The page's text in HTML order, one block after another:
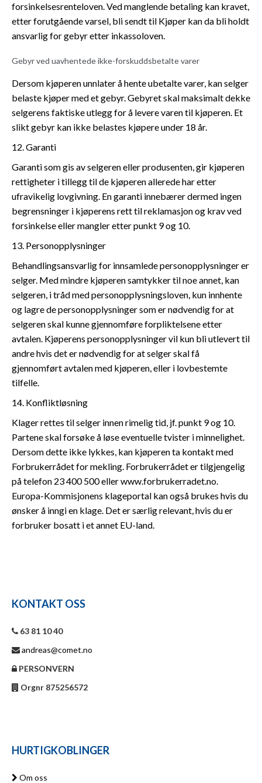
forsinkelsesrenteloven. Ved manglende betaling kan kravet,
etter forutgående varsel, bli sendt til Kjøper kan da bli holdt
ansvarlig for gebyr etter inkassoloven.
Gebyr ved uavhentede ikke-forskuddsbetalte varer
Dersom kjøperen unnlater å hente ubetalte varer, kan selger
belaste kjøper med et gebyr. Gebyret skal maksimalt dekke
selgerens faktiske utlegg for å levere varen til kjøperen. Et
slikt gebyr kan ikke belastes kjøpere under 18 år.
12. Garanti
Garanti som gis av selgeren eller produsenten, gir kjøperen
rettigheter i tillegg til de kjøperen allerede har etter
ufravikelig lovgivning. En garanti innebærer dermed ingen
begrensninger i kjøperens rett til reklamasjon og krav ved
forsinkelse eller mangler etter punkt 9 og 10.
13. Personopplysninger
Behandlingsansvarlig for innsamlede personopplysninger er
selger. Med mindre kjøperen samtykker til noe annet, kan
selgeren, i tråd med personopplysningsloven, kun innhente
og lagre de personopplysninger som er nødvendig for at
selgeren skal kunne gjennomføre forpliktelsene etter
avtalen. Kjøperens personopplysninger vil kun bli utlevert til
andre hvis det er nødvendig for at selger skal få
gjennomført avtalen med kjøperen, eller i lovbestemte
tilfelle.
14. Konfliktløsning
Klager rettes til selger innen rimelig tid, jf. punkt 9 og 10.
Partene skal forsøke å løse eventuelle tvister i minnelighet.
Dersom dette ikke lykkes, kan kjøperen ta kontakt med
Forbrukerrådet for mekling. Forbrukerrådet er tilgjengelig
på telefon 23 400 500 eller www.forbrukerradet.no.
Europa-Kommisjonens klageportal kan også brukes hvis du
ønsker å inngi en klage. Det er særlig relevant, hvis du er
forbruker bosatt i et annet EU-land.
KONTAKT OSS
63 81 10 40
andreas@comet.no
PERSONVERN
Orgnr 875256572
HURTIGKOBLINGER
Om oss